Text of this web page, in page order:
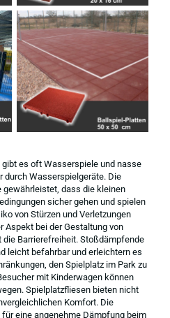
es oft Wasserspiele und nasse
durch Wasserspielgeräte. Die
dass die kleinen
sicher gehen und spielen
von Stürzen und Verletzungen
Aspekt bei der Gestaltung von
Barrierefreiheit. Stoßdämpfende
leicht befahrbar und erleichtern es
den Spielplatz im Park zu
mit Kinderwagen können
Spielplatzfliesen bieten nicht
Komfort. Die
eine angenehme Dämpfung beim